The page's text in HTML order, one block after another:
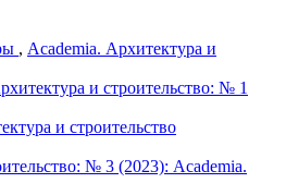
, Academia. Архитектура и
и строительство: № 1
и строительство
№ 3 (2023): Academia.